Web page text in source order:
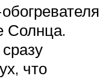
Солнца.
что